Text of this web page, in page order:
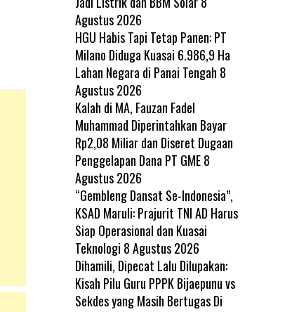
Agustus 2026
HGU Habis Tapi Tetap Panen: PT
Milano Diduga Kuasai 6.986,9 Ha
Lahan Negara di Panai Tengah 8
Agustus 2026
Kalah di MA, Fauzan Fadel
Muhammad Diperintahkan Bayar
Rp2,08 Miliar dan Diseret Dugaan
Penggelapan Dana PT GME 8
Agustus 2026
“Gembleng Dansat Se-Indonesia”,
KSAD Maruli: Prajurit TNI AD Harus
Siap Operasional dan Kuasai
Teknologi 8 Agustus 2026
Dihamili, Dipecat Lalu Dilupakan:
Kisah Pilu Guru PPPK Bijaepunu vs
Sekdes yang Masih Bertugas Di